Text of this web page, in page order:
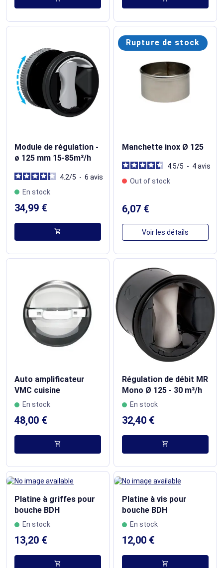
Module de régulation -
ø 125 mm 15-85m³/h
4.2/5 - 6 avis
En stock
34,99 €
shopping_cart
Rupture de stock
Manchette inox Ø 125
4.5/5 - 4avis
Out of stock
6,07 €
Voir les détails
Auto amplificateur
VMC cuisine
En stock
48,00 €
shopping_cart
Régulation de débit MR
Mono Ø 125 - 30 m³/h
En stock
32,40 €
shopping_cart
Platine à griffes pour
bouche BDH
En stock
13,20 €
shopping_cart
Platine à vis pour
bouche BDH
En stock
12,00 €
shopping_cart